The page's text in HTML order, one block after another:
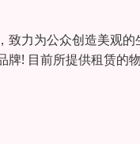
力为公众创造美观的
牌! 目前所提供租赁的